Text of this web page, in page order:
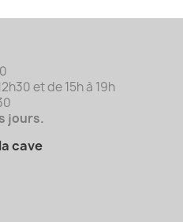
et de 15h à 19h
jours.
cave